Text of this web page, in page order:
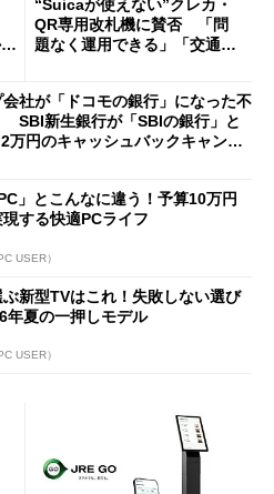
“Suicaが使えない”クレカ・
QR専用改札機に賛否 「問
題なく運用できる」「交通系I
社が「ドコモの銀行」になった不
SBI新生銀行が「SBIの銀行」と
万円のキャッシュバックキャンペ
」とこんなに違う！予算10万円
する快適PCライフ
USER）
新型TVはこれ！失敗しない選び
年夏の一押しモデル
USER）